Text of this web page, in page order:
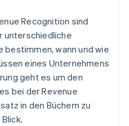
Recognition sind
unterschiedliche
bestimmen, wann und wie
eines Unternehmens
geht es um den
bei der Revenue
in den Büchern zu